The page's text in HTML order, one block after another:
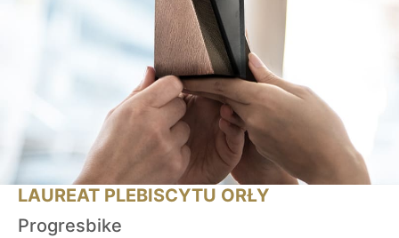
LAUREAT PLEBISCYTU ORŁY
Progresbike